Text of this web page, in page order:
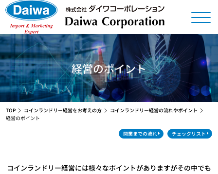
経営のポイント
TOP コインランドリー経営をお考えの方
コインランドリー経営の流れやポイント
経営のポイント
開業までの流れ チェックリスト
コインランドリー経営には様々なポイントがありますがその中でも